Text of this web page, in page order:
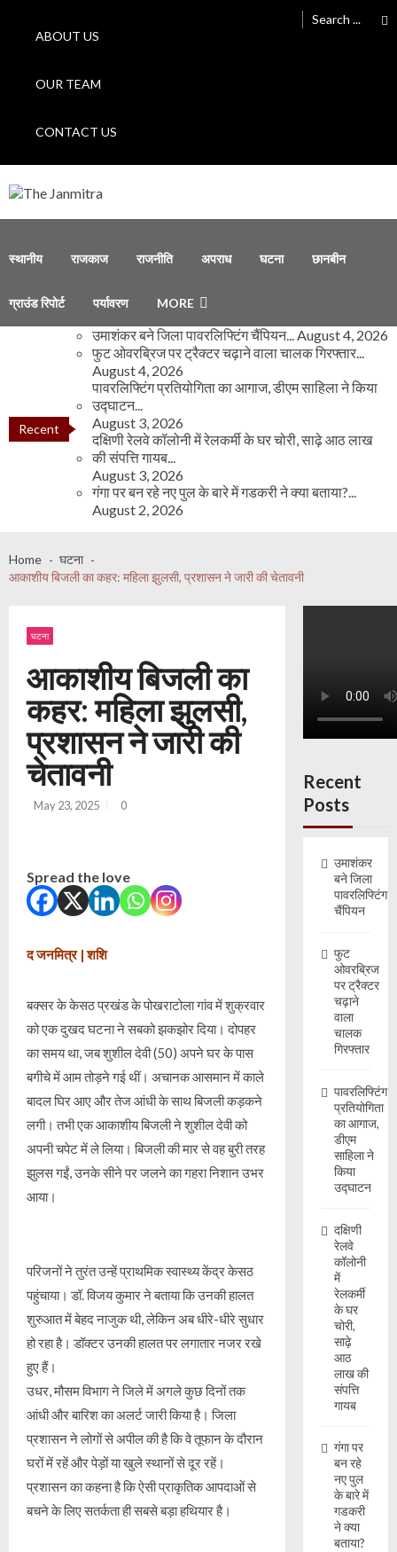
ABOUT US
OUR TEAM
CONTACT US
Search for:
स्थानीय राजकाज राजनीति अपराध घटना छानबीन
ग्राउंड रिपोर्ट पर्यावरण MORE
Recent
उमाशंकर बने जिला पावरलिफ्टिंग चैंपियन...August 4, 2026
फुट ओवरब्रिज पर ट्रैक्टर चढ़ाने वाला चालक गिरफ्तार...
August 4, 2026
पावरलिफ्टिंग प्रतियोगिता का आगाज, डीएम साहिला ने किया
उद्घाटन...
August 3, 2026
दक्षिणी रेलवे कॉलोनी में रेलकर्मी के घर चोरी, साढ़े आठ लाख
की संपत्ति गायब...
August 3, 2026
गंगा पर बन रहे नए पुल के बारे में गडकरी ने क्या बताया?...
August 2, 2026
Home
घटना
आकाशीय बिजली का कहर: महिला झुलसी, प्रशासन ने जारी की चेतावनी
घटना
आकाशीय बिजली का
कहर: महिला झुलसी,
प्रशासन ने जारी की
चेतावनी
May 23, 2025 0
Spread the love
द जनमित्र | शशि
बक्सर के केसठ प्रखंड के पोखराटोला गांव में शुक्रवार
को एक दुखद घटना ने सबको झकझोर दिया। दोपहर
का समय था, जब शुशील देवी (50) अपने घर के पास
बगीचे में आम तोड़ने गई थीं। अचानक आसमान में काले
बादल घिर आए और तेज आंधी के साथ बिजली कड़कने
लगी। तभी एक आकाशीय बिजली ने शुशील देवी को
अपनी चपेट में ले लिया। बिजली की मार से वह बुरी तरह
झुलस गईं, उनके सीने पर जलने का गहरा निशान उभर
आया।
परिजनों ने तुरंत उन्हें प्राथमिक स्वास्थ्य केंद्र केसठ
पहुंचाया। डॉ. विजय कुमार ने बताया कि उनकी हालत
शुरुआत में बेहद नाजुक थी, लेकिन अब धीरे-धीरे सुधार
हो रहा है। डॉक्टर उनकी हालत पर लगातार नजर रखे
हुए हैं।
उधर, मौसम विभाग ने जिले में अगले कुछ दिनों तक
आंधी और बारिश का अलर्ट जारी किया है। जिला
प्रशासन ने लोगों से अपील की है कि वे तूफान के दौरान
घरों में रहें और पेड़ों या खुले स्थानों से दूर रहें।
प्रशासन का कहना है कि ऐसी प्राकृतिक आपदाओं से
बचने के लिए सतर्कता ही सबसे बड़ा हथियार है।
Recent
Posts
उमाशंकर
बने जिला
पावरलिफ्टिंग
चैंपियन
फुट
ओवरब्रिज
पर ट्रैक्टर
चढ़ाने
वाला
चालक
गिरफ्तार
पावरलिफ्टिंग
प्रतियोगिता
का आगाज,
डीएम
साहिला ने
किया
उद्घाटन
दक्षिणी
रेलवे
कॉलोनी
में
रेलकर्मी
के घर
चोरी,
साढ़े
आठ
लाख की
संपत्ति
गायब
गंगा पर
बन रहे
नए पुल
के बारे में
गडकरी
ने क्या
बताया?